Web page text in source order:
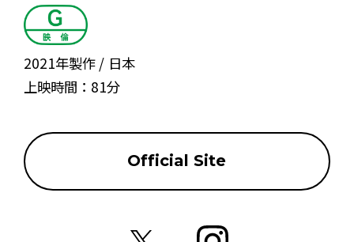
2021年製作
日本
上映時間： 81分
Official Site